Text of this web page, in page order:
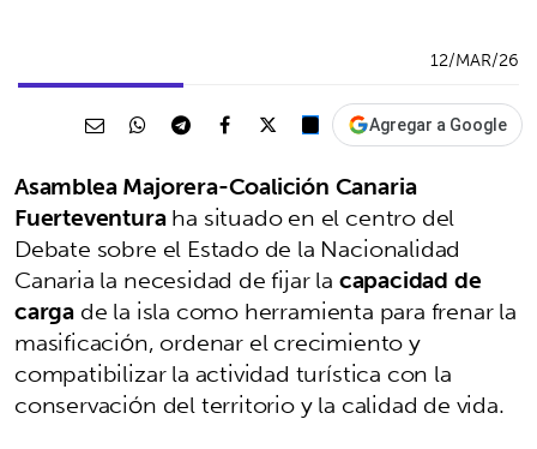
12/MAR/26
Agregar a Google
Asamblea Majorera-Coalición Canaria
Fuerteventuraha situado en el centro del
Debate sobre el Estado de la Nacionalidad
Canaria la necesidad de fijar lacapacidad de
cargade la isla como herramienta para frenar la
masificación, ordenar el crecimiento y
compatibilizar la actividad turística con la
conservación del territorio y la calidad de vida.